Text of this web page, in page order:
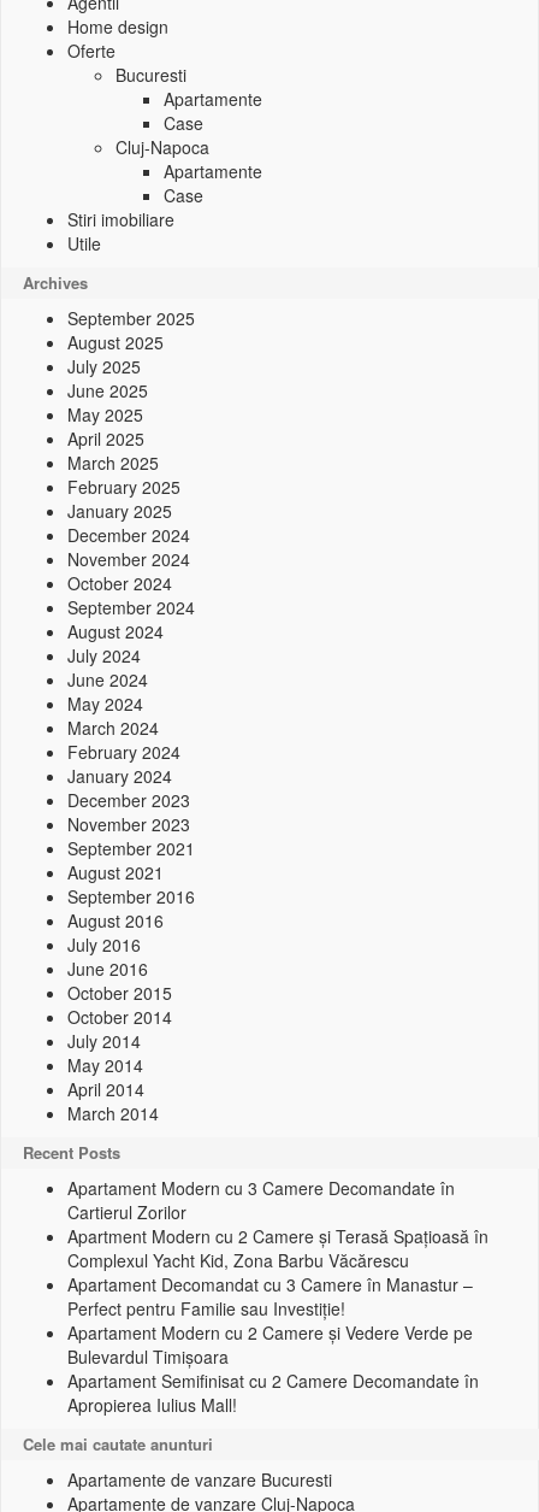
Home design
Oferte
Bucuresti
Apartamente
Case
Cluj-Napoca
Apartamente
Case
Stiri imobiliare
Utile
Archives
September 2025
August 2025
July 2025
June 2025
May 2025
April 2025
March 2025
February 2025
January 2025
December 2024
November 2024
October 2024
September 2024
August 2024
July 2024
June 2024
May 2024
March 2024
February 2024
January 2024
December 2023
November 2023
September 2021
August 2021
September 2016
August 2016
July 2016
June 2016
October 2015
October 2014
July 2014
May 2014
April 2014
March 2014
Recent Posts
Apartament Modern cu 3 Camere Decomandate în
Cartierul Zorilor
Apartment Modern cu 2 Camere și Terasă Spațioasă în
Complexul Yacht Kid, Zona Barbu Văcărescu
Apartament Decomandat cu 3 Camere în Manastur –
Perfect pentru Familie sau Investiție!
Apartament Modern cu 2 Camere și Vedere Verde pe
Bulevardul Timișoara
Apartament Semifinisat cu 2 Camere Decomandate în
Apropierea Iulius Mall!
Cele mai cautate anunturi
Apartamente de vanzare Bucuresti
Apartamente de vanzare Cluj-Napoca